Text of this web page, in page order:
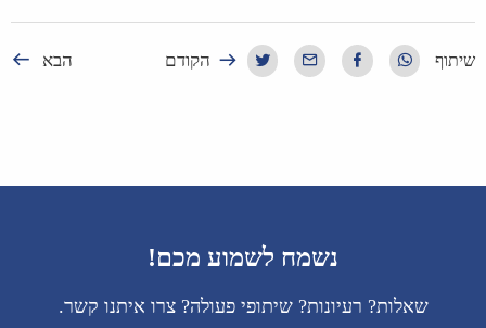
שיתוף הקודם הבא
נשמח לשמוע מכם!
שאלות? רעיונות? שיתופי פעולה? צרו איתנו קשר.